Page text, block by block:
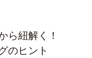
ら紐解く！
のヒント